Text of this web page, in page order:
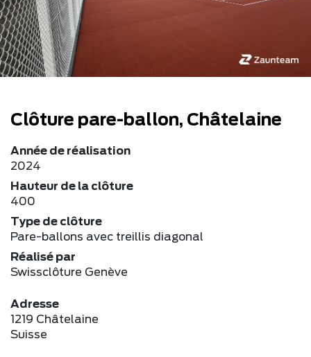
Clôture pare-ballon, Châtelaine
Année de réalisation
2024
Hauteur de la clôture
400
Type de clôture
Pare-ballons avec treillis diagonal
Réalisé par
Swissclôture Genève
Adresse
1219 Châtelaine
Suisse